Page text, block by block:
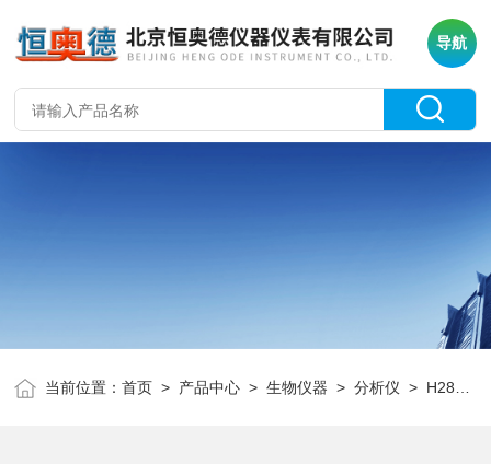
导航
当前位置：首页 > 产品中心 >生物仪器 >分析仪 > H28273硫酸盐在线分析仪